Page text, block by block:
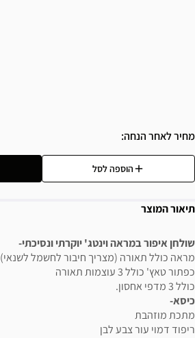
מחיר לאחר הנחה
הוספה לסל
תיאור המוצר
שולחן איפור במראה וינטג' יוקרתי ונסיכתי-
מראה כולל תאורה (מצריך חיבור לחשמל לשנאי)
כפתור טאץ' כולל 3 עוצמות תאורה
כולל 3 מדפי אחסון.
כיסא-
מתכת מוזהבת
ריפוד דמוי עור צבע לבן